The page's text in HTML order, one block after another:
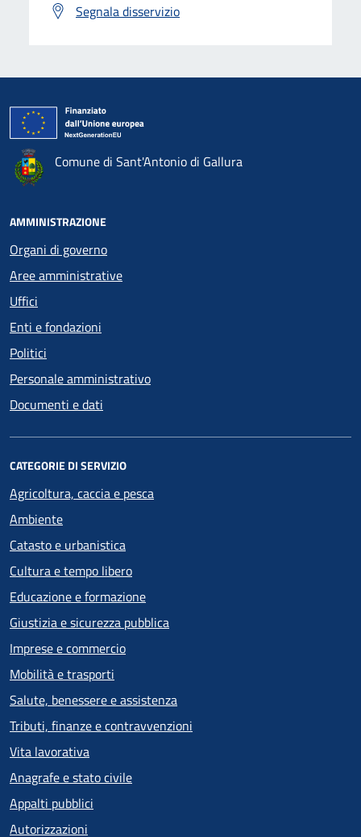
Segnala disservizio
Comune di Sant'Antonio di Gallura
AMMINISTRAZIONE
Organi di governo
Aree amministrative
Uffici
Enti e fondazioni
Politici
Personale amministrativo
Documenti e dati
CATEGORIE DI SERVIZIO
Agricoltura, caccia e pesca
Ambiente
Catasto e urbanistica
Cultura e tempo libero
Educazione e formazione
Giustizia e sicurezza pubblica
Imprese e commercio
Mobilità e trasporti
Salute, benessere e assistenza
Tributi, finanze e contravvenzioni
Vita lavorativa
Anagrafe e stato civile
Appalti pubblici
Autorizzazioni